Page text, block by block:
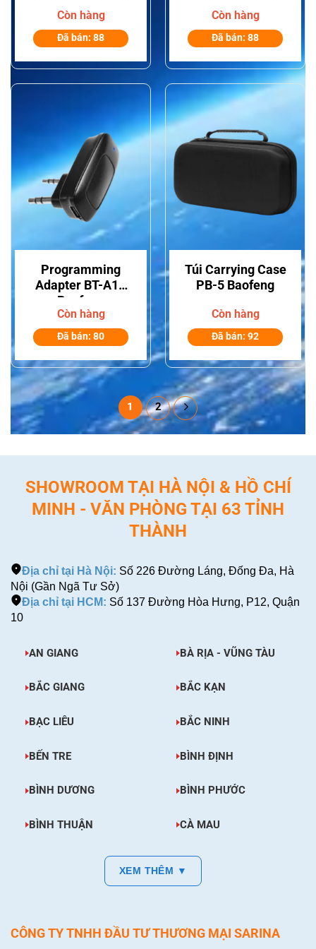
Dành riêng cho UV-
17R
Còn hàng
Đã bán: 88
Baofeng Dành cho
T22 / RT22
Còn hàng
Đã bán: 88
Programming
Adapter BT-A1D
Baofeng
Còn hàng
Đã bán: 80
Túi Carrying Case
PB-5 Baofeng
Còn hàng
Đã bán: 92
1 2
SHOWROOM TẠI HÀ NỘI & HỒ CHÍ
MINH - VĂN PHÒNG TẠI 63 TỈNH
THÀNH
Địa chỉ tại Hà Nội: Số 226 Đường Láng, Đống Đa, Hà
Nội (Gần Ngã Tư Sở)
Địa chỉ tại HCM: Số 137 Đường Hòa Hưng, P12, Quận
10
AN GIANG BÀ RỊA - VŨNG TÀU
BẮC GIANG BẮC KẠN
BẠC LIÊU BẮC NINH
BẾN TRE BÌNH ĐỊNH
BÌNH DƯƠNG BÌNH PHƯỚC
BÌNH THUẬN CÀ MAU
XEM THÊM ▼
CÔNG TY TNHH ĐẦU TƯ THƯƠNG MẠI SARINA